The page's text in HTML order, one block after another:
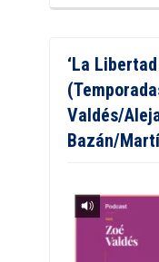
‘La
Valdés/
Bazán/